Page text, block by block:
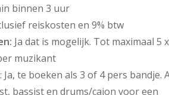
binnen 3 uur
reiskosten en 9% btw
Ja dat is mogelijk. Tot maximaal 5
muzikant
: Ja, te boeken als 3 of 4 pers bandje.
bassist en drums/cajon voor een